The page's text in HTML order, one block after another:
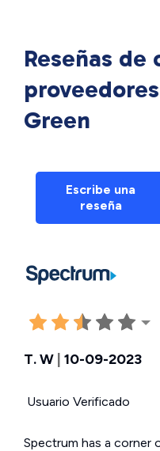
Reseñas
Green
Escribe una
reseña
T. W 10-09-2023
Usuario Verificado
Spectrum has a corner